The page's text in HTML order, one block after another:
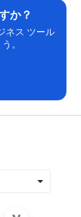
か？
ネス ツール
。